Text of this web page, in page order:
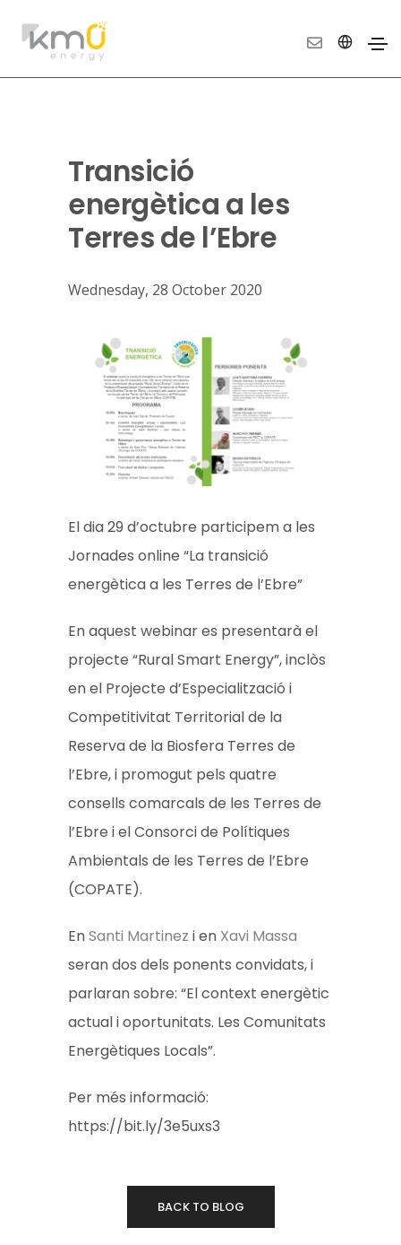
Transició
energètica a les
Terres de l’Ebre
Wednesday, 28 October 2020
El dia 29 d’octubre participem a les
Jornades online “La transició
energètica a les Terres de l’Ebre”
En aquest webinar es presentarà el
projecte “Rural Smart Energy”, inclòs
en el Projecte d’Especialització i
Competitivitat Territorial de la
Reserva de la Biosfera Terres de
l’Ebre, i promogut pels quatre
consells comarcals de les Terres de
l’Ebre i el Consorci de Polítiques
Ambientals de les Terres de l’Ebre
(COPATE).
EnSanti Martinez i en Xavi Massa
seran dos dels ponents convidats, i
parlaran sobre: “El context energètic
actual i oportunitats. Les Comunitats
Energètiques Locals”.
Per més informació:
https://bit.ly/3e5uxs3
BACK TO BLOG